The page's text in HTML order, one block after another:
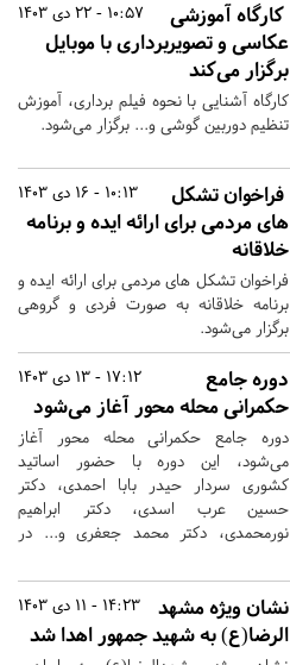
10:57 - 22 دی 1403
کارگاه آموزشی
عکاسی و تصویربرداری با موبایل
برگزار می‌کند
کارگاه آشنایی با نحوه فیلم برداری، آموزش
تنظیم دوربین گوشی و... برگزار می‌شود.
10:13 - 16 دی 1403
فراخوان تشکل
های مردمی برای ارائه ایده و برنامه
خلاقانه
فراخوان تشکل های مردمی برای ارائه ایده و
برنامه خلاقانه به صورت فردی و گروهی
برگزار می‌شود.
17:12 - 13 دی 1403
دوره جامع
حکمرانی محله محور آغاز می‌شود
دوره جامع حکمرانی محله محور آغاز
می‌شود، این دوره با حضور اساتید
کشوری سردار حیدر بابا احمدی، دکتر
حسین عرب اسدی، دکتر ابراهیم
نورمحمدی، دکتر محمد جعفری و... در
14:23 - 11 دی 1403
نشان ویژه مشهد
الرضا(ع) به شهید جمهور اهدا شد